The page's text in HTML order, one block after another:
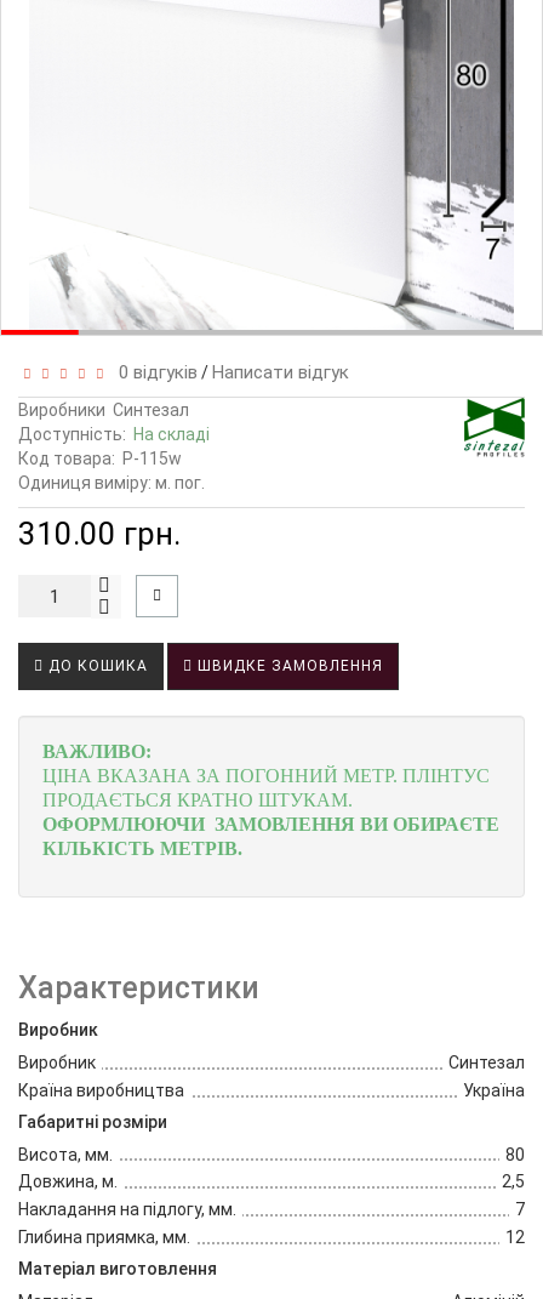
0 відгуків /Написати відгук
Виробники Синтезал
Доступність: На складі
Код товара: P-115w
Одиниця виміру: м. пог.
310.00 грн.
ДО КОШИКА ШВИДКЕ ЗАМОВЛЕННЯ
ВАЖЛИВО:
ЦІНА ВКАЗАНА ЗА ПОГОННИЙ МЕТР. ПЛІНТУС
ПРОДАЄТЬСЯ КРАТНО ШТУКАМ.
ОФОРМЛЮЮЧИ ЗАМОВЛЕННЯ ВИ ОБИРАЄТЕ
КІЛЬКІСТЬ МЕТРІВ.
Характеристики
Виробник
Виробник
Синтезал
Країна виробництва
Україна
Габаритні розміри
Висота, мм.
80
Довжина, м.
2,5
Накладання на підлогу, мм.
7
Глибина приямка, мм.
12
Матеріал виготовлення